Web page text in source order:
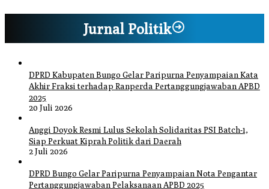
Jurnal Politik
DPRD Kabupaten Bungo Gelar Paripurna Penyampaian Kata
Akhir Fraksi terhadap Ranperda Pertanggungjawaban APBD
2025
20 Juli 2026
Anggi Doyok Resmi Lulus Sekolah Solidaritas PSI Batch-1,
Siap Perkuat Kiprah Politik dari Daerah
2 Juli 2026
DPRD Bungo Gelar Paripurna Penyampaian Nota Pengantar
Pertanggungjawaban Pelaksanaan APBD 2025